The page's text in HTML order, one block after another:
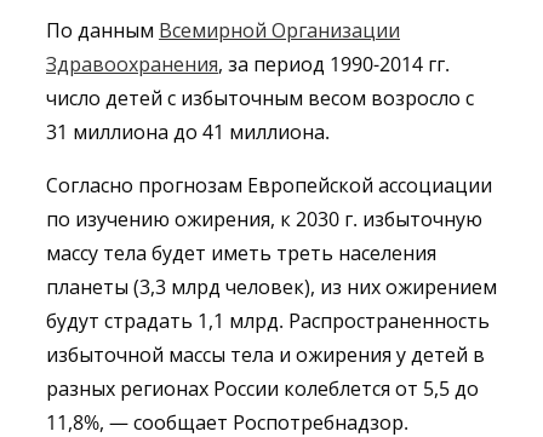
По данным Всемирной Организации
Здравоохранения, за период 1990-2014 гг.
число детей с избыточным весом возросло с
31 миллиона до 41 миллиона.
Согласно прогнозам Европейской ассоциации
по изучению ожирения, к 2030 г. избыточную
массу тела будет иметь треть населения
планеты (3,3 млрд человек), из них ожирением
будут страдать 1,1 млрд. Распространенность
избыточной массы тела и ожирения у детей в
разных регионах России колеблется от 5,5 до
11,8%, — сообщает Роспотребнадзор.